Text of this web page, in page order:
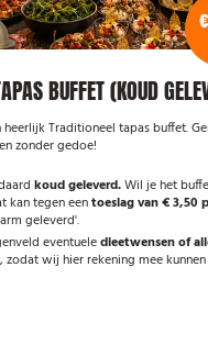
BUFFET (KOUD
heerlijk Traditioneel tapas buffet.
zonder gedoe!
koud geleverd.Wil je het
kan tegen eentoeslag van € 3,50
geleverd'.
eventueledieetwensen of
wij hier rekening mee